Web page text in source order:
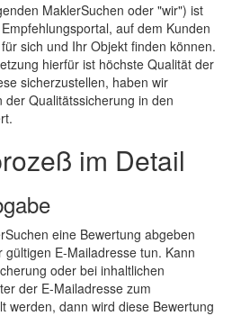
MaklerSuchen oder "wir") ist
auf dem Kunden
sich und Ihr Objekt finden können.
hierfür ist höchste Qualität der
sicherzustellen, haben wir
Qualitätssicherung in den
im Detail
eine Bewertung abgeben
E-Mailadresse tun. Kann
oder bei inhaltlichen
der E-Mailadresse zum
werden, dann wird diese Bewertung